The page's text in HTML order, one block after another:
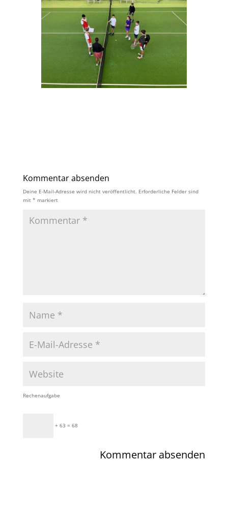
Kommentar absenden
Deine E-Mail-Adresse wird nicht veröffentlicht. Erforderliche Felder sind
mit * markiert
Rechenaufgabe
+ 63 = 68